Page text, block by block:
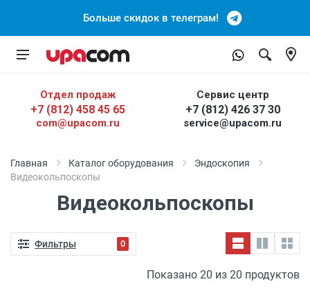
Больше скидок в телеграм!
Отдел продаж
+7 (812) 458 45 65
com@upacom.ru
Сервис центр
+7 (812) 426 37 30
service@upacom.ru
Главная Каталог оборудования
Эндоскопия
Видеокольпоскопы
Видеокольпоскопы
Фильтры 0
Показано 20 из 20 продуктов